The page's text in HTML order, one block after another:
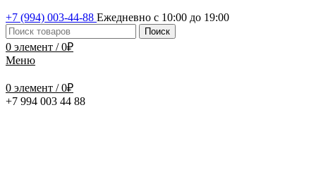
+7 (994) 003-44-88 Ежедневно с 10:00 до 19:00
Поиск
0 элемент / 0₽
Меню
0 элемент / 0₽
+7 994 003 44 88